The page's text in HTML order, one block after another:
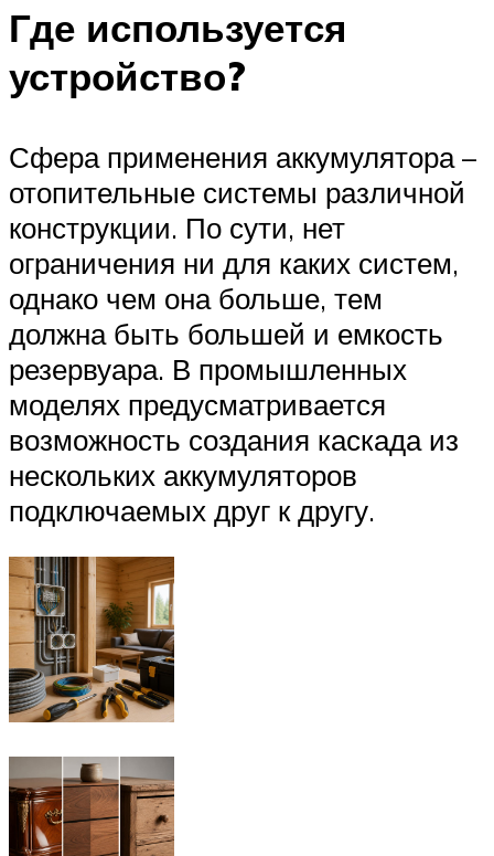
Где используется
устройство?
Сфера применения аккумулятора –
отопительные системы различной
конструкции. По сути, нет
ограничения ни для каких систем,
однако чем она больше, тем
должна быть большей и емкость
резервуара. В промышленных
моделях предусматривается
возможность создания каскада из
нескольких аккумуляторов
подключаемых друг к другу.